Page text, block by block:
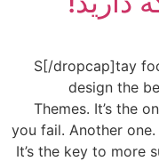
[dropcap]S[/
design the
Themes. It’s the
you fail. Another
It’s the key to more